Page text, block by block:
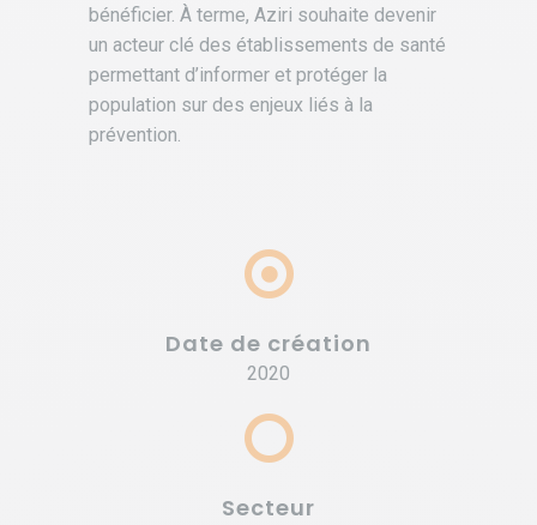
bénéficier. À terme, Aziri souhaite devenir
un acteur clé des établissements de santé
permettant d’informer et protéger la
population sur des enjeux liés à la
prévention.
Date de création
2020
Secteur